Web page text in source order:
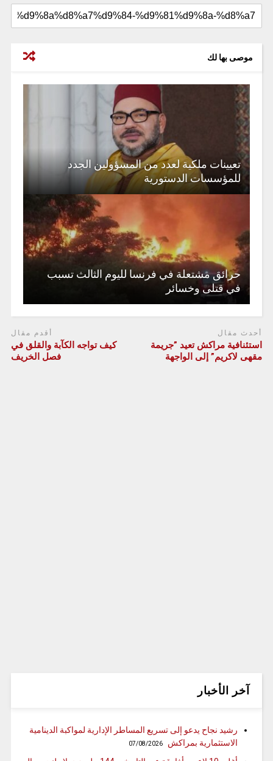
موصى بها لك
تعيينات ملكية لعدد من المسؤولين الجدد
للمؤسسات الدستورية
حرائق مشتعلة في فرنسا لليوم الثالث تسبب
في قتلى وخسائر
أحدث مقال
استئنافية مراكش تعيد ”جريمة
مقهى لاكريم” إلى الواجهة
أقدم مقال
كيف تواجه الكآبة والقلق في
فصل الخريف
آخر الأخبار
رشيد نجاح يدعو إلى تسريع المساطر الإدارية لمواكبة الدينامية
الاستثمارية بمراكش
07/08/2026